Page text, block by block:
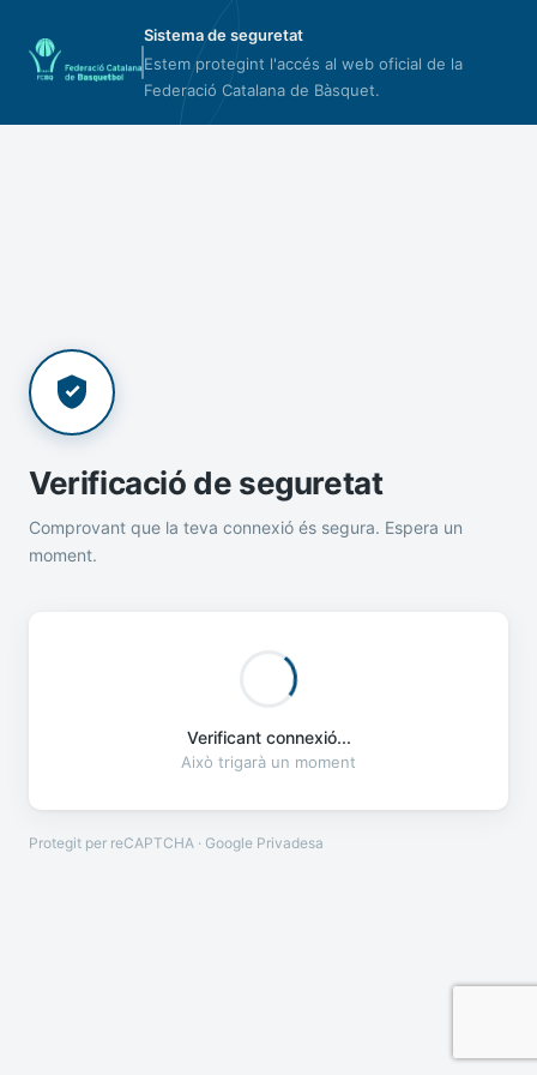
Sistema de seguretat
Estem protegint l'accés al web oficial de la
Federació Catalana de Bàsquet.
Verificació de seguretat
Comprovant que la teva connexió és segura. Espera un
moment.
Verificant connexió...
Això trigarà un moment
Protegit per reCAPTCHA · Google Privadesa